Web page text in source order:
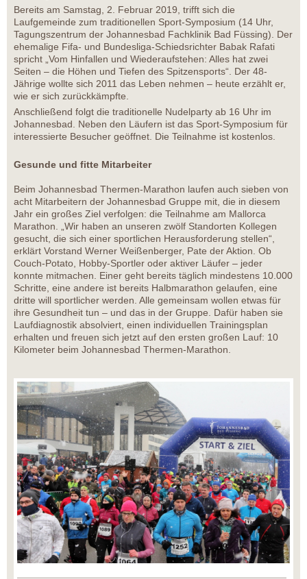
Bereits am Samstag, 2. Februar 2019, trifft sich die
Laufgemeinde zum traditionellen Sport-Symposium (14 Uhr,
Tagungszentrum der Johannesbad Fachklinik Bad Füssing). Der
ehemalige Fifa- und Bundesliga-Schiedsrichter Babak Rafati
spricht „Vom Hinfallen und Wiederaufstehen: Alles hat zwei
Seiten – die Höhen und Tiefen des Spitzensports“. Der 48-
Jährige wollte sich 2011 das Leben nehmen – heute erzählt er,
wie er sich zurückkämpfte.
Anschließend folgt die traditionelle Nudelparty ab 16 Uhr im
Johannesbad. Neben den Läufern ist das Sport-Symposium für
interessierte Besucher geöffnet. Die Teilnahme ist kostenlos.
Gesunde und fitte Mitarbeiter
Beim Johannesbad Thermen-Marathon laufen auch sieben von
acht Mitarbeitern der Johannesbad Gruppe mit, die in diesem
Jahr ein großes Ziel verfolgen: die Teilnahme am Mallorca
Marathon. „Wir haben an unseren zwölf Standorten Kollegen
gesucht, die sich einer sportlichen Herausforderung stellen“,
erklärt Vorstand Werner Weißenberger, Pate der Aktion. Ob
Couch-Potato, Hobby-Sportler oder aktiver Läufer – jeder
konnte mitmachen. Einer geht bereits täglich mindestens 10.000
Schritte, eine andere ist bereits Halbmarathon gelaufen, eine
dritte will sportlicher werden. Alle gemeinsam wollen etwas für
ihre Gesundheit tun – und das in der Gruppe. Dafür haben sie
Laufdiagnostik absolviert, einen individuellen Trainingsplan
erhalten und freuen sich jetzt auf den ersten großen Lauf: 10
Kilometer beim Johannesbad Thermen-Marathon.